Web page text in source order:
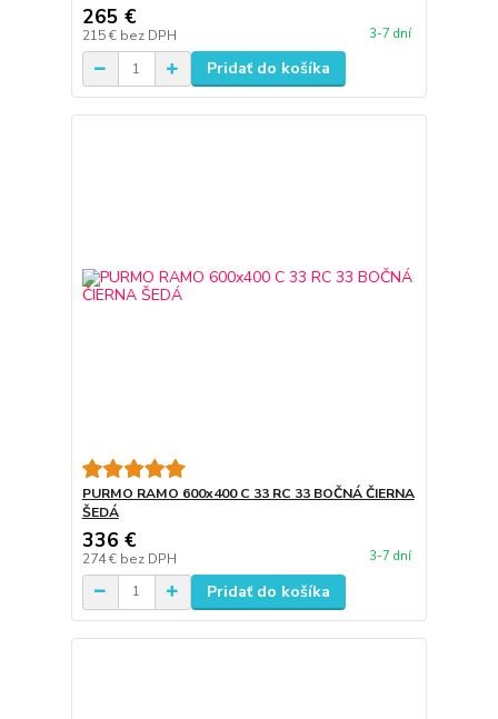
265 €
215 € bez DPH 3-7 dní
Pridať do košíka
PURMO RAMO 600x400 C 33 RC 33 BOČNÁ ČIERNA
ŠEDÁ
336 €
274 € bez DPH 3-7 dní
Pridať do košíka